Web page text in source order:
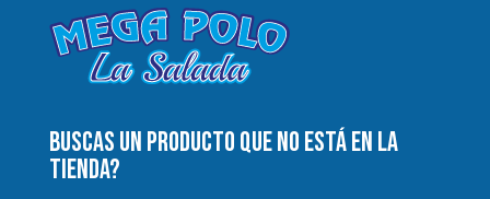
Buscas un producto que no está en la
tienda?